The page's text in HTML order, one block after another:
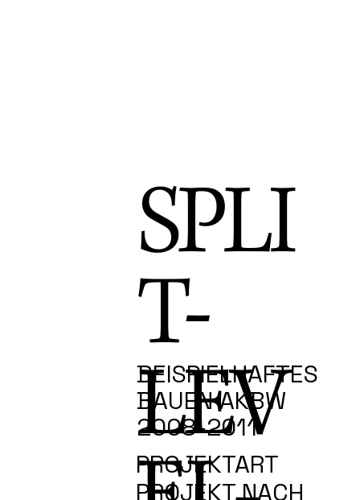
SPLI
T-
LEV
BEISPIELHAFTES
BAUEN AKBW
2008-2011
PROJEKTART
PROJEKT NACH